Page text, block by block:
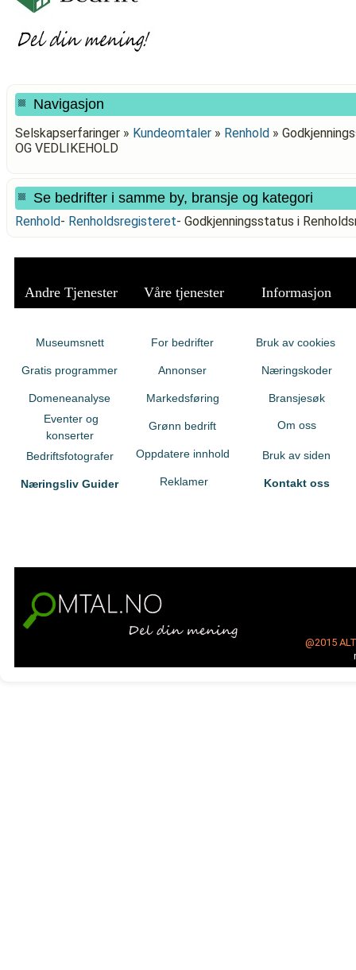
Navigasjon
Selskapserfaringer » Kundeomtaler » Renhold »
OG VEDLIKEHOLD
Se bedrifter i samme by, bransje og kategori
Renhold- Renholdsregisteret- Godkjenningsstatus i
Andre Tjenester Våre tjenester Informasjon
Museumsnett
Gratis programmer
Domeneanalyse
Eventer og
konserter
Bedriftsfotografer
Næringsliv Guider
For bedrifter
Annonser
Markedsføring
Grønn bedrift
Oppdatere innhold
Reklamer
Bruk av cookies
Næringskoder
Bransjesøk
Om oss
Bruk av siden
Kontakt oss
@2015